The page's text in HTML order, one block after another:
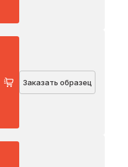
Заказать образец